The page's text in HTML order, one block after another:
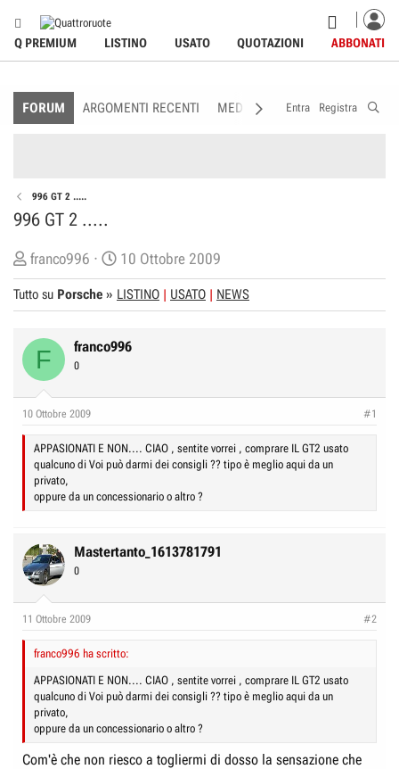
Q PREMIUM LISTINO USATO QUOTAZIONI ABBONATI
FORUM ARGOMENTI RECENTI MEDIA MEMBRI
Entra Registra
996 GT 2 .....
996 GT 2 .....
C
r
e
t
e
s
c
s
i
o
n
franco996
D
a
t
d
z
i
o
10 Ottobre 2009
Tutto su Porsche » LISTINO USATO NEWS
F franco996
0
10 Ottobre 2009 #1
APPASIONATI E NON.... CIAO , sentite vorrei , comprare IL GT2 usato
qualcuno di Voi può darmi dei consigli ?? tipo è meglio aqui da un
privato,
oppure da un concessionario o altro ?
Mastertanto_1613781791
0
11 Ottobre 2009 #2
franco996 ha scritto:
APPASIONATI E NON.... CIAO , sentite vorrei , comprare IL GT2 usato
qualcuno di Voi può darmi dei consigli ?? tipo è meglio aqui da un
privato,
oppure da un concessionario o altro ?
Com'è che non riesco a togliermi di dosso la sensazione che